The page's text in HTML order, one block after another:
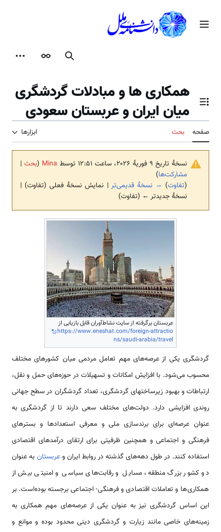
محتوامنوی اصلی
جستجوظاهر
تغییر وضعیت فهرست محتویات
همکاری ها و مبادلات گردشگری
میان ایران و عربستان سعودی
صفحه بحث ابزارها
نسخهٔ تاریخ ‏۹ فوریهٔ ۲۰۲۶، ساعت ۱۲:۵۱ توسط Mina
(بحث |
مشارکت‌ها)
(تفاوت) → نسخهٔ قدیمی‌تر | نمایش نسخهٔ فعلی (تفاوت) |
نسخهٔ جدیدتر ← (تفاوت)
عربستان برگرفته از سایت نشاط‌آوران قابل بازیابی از
https://www.eneshat.com/foreign-attractio
ns/saudi-arabia/travel
گردشگری یکی از عرصه‌های مهم تعامل مردمی میان کشورهای مختلف
محسوب می‌شود. با افزایش امکانات و تسهیلات در حوزه‌های حمل و نقل،
ارتباطات و بهبود زیرساختهای گردشگری، تعداد گردشگران در سطح جهانی
روندی افزایشی دارد. دولت‌های مختلف سعی دارند تا از گردشگری به
عنوان عرصه‌ای برای برندسازی ملی و معرفی استعدادها و بسترهای
فرهنگی و اجتماعی و همچنین ظرفیتی برای ارتقای درآمدهای اقتصادی
استفاده کنند. در طول دهه‌های گذشته در روابط ایران وعربستان به عنوان
دو کشور بزرگ منطقه، مسایل و رقابت‌های سیاسی و امنیتی بیش از
همکاری‌ها و تعاملات اقتصادی و فرهنگی- اجتماعی برجسته بوده‌است. بر
این اساس گردشگری نیز به عنوان یکی از عرصه‌های مهم همکاری به
زمینه‌های خاصی مانند زیارت و گردشگری دینی محدود بوده و موانع و